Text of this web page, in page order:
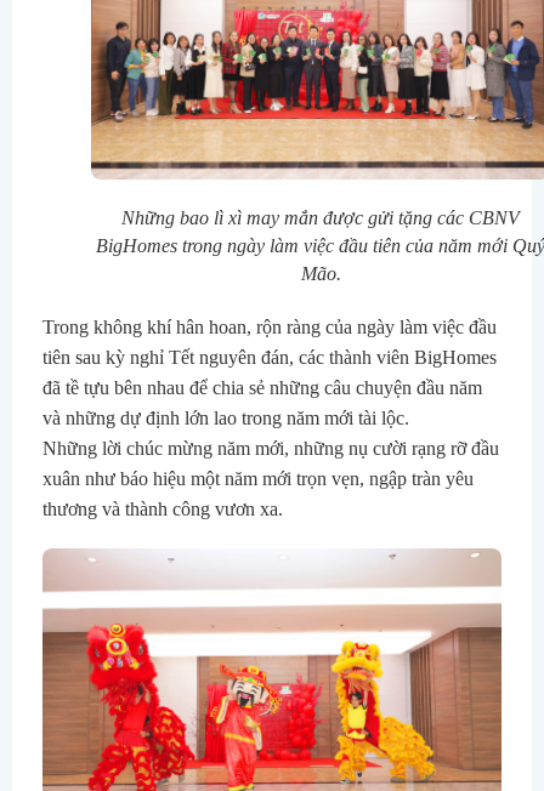
Những bao lì xì may mắn được gửi tặng các CBNV
BigHomes trong ngày làm việc đầu tiên của năm mới Quý
Mão.
Trong không khí hân hoan, rộn ràng của ngày làm việc đầu
tiên sau kỳ nghỉ Tết nguyên đán, các thành viên BigHomes
đã tề tựu bên nhau để chia sẻ những câu chuyện đầu năm
và những dự định lớn lao trong năm mới tài lộc.
Những lời chúc mừng năm mới, những nụ cười rạng rỡ đầu
xuân như báo hiệu một năm mới trọn vẹn, ngập tràn yêu
thương và thành công vươn xa.